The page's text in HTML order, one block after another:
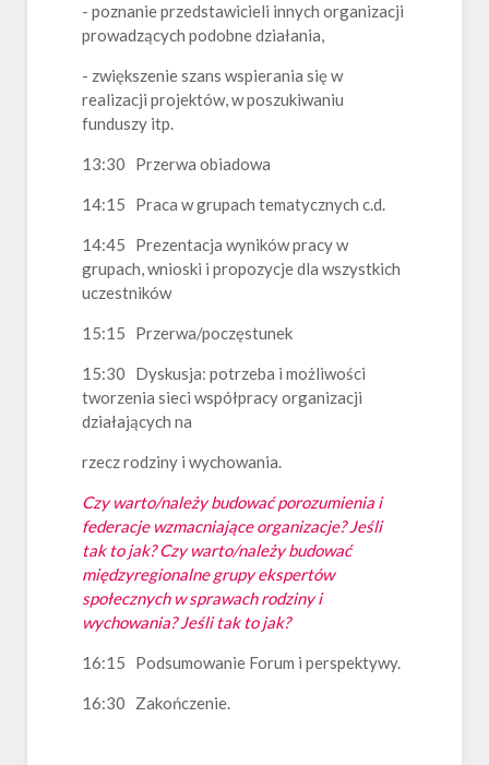
- poznanie przedstawicieli innych organizacji
prowadzących podobne działania,
- zwiększenie szans wspierania się w
realizacji projektów, w poszukiwaniu
funduszy itp.
13:30 Przerwa obiadowa
14:15 Praca w grupach tematycznych c.d.
14:45 Prezentacja wyników pracy w
grupach, wnioski i propozycje dla wszystkich
uczestników
15:15 Przerwa/poczęstunek
15:30 Dyskusja: potrzeba i możliwości
tworzenia sieci współpracy organizacji
działających na
rzecz rodziny i wychowania.
Czy warto/należy budować porozumienia i
federacje wzmacniające organizacje? Jeśli
tak to jak? Czy warto/należy budować
międzyregionalne grupy ekspertów
społecznych w sprawach rodziny i
wychowania? Jeśli tak to jak?
16:15 Podsumowanie Forum i perspektywy.
16:30 Zakończenie.